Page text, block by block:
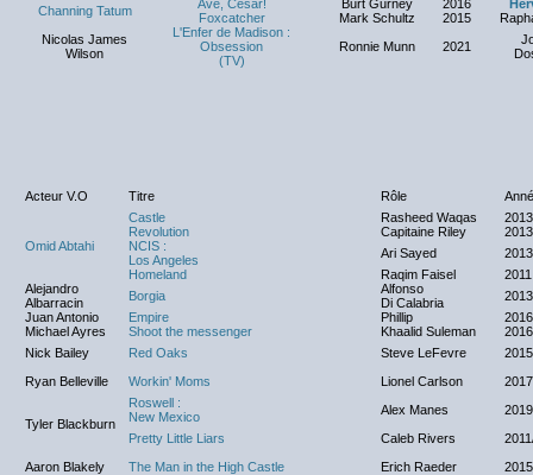
Channing Tatum
Ave, César! Burt Gurney 2016
Foxcatcher
Mark Schultz 2015
Nicolas James
Wilson
L'Enfer de Madison :
Obsession
(TV)
Ronnie Munn 2021
Acteur V.O Titre Rôle
Omid Abtahi
Castle Rasheed Waqas
2013
Revolution
Capitaine Riley
2013
NCIS :
Los Angeles
Ari Sayed
2013
Homeland
Raqim Faisel
2011
Alejandro
Albarracin
Borgia
Alfonso
Di Calabria
2013
Juan Antonio
Empire Phillip
Michael Ayres
Shoot the messenger Khaalid Suleman
2016
Nick Bailey
Red Oaks Steve LeFevre
Ryan Belleville
Workin' Moms Lionel Carlson
Tyler Blackburn
Roswell :
New Mexico
Alex Manes
Pretty Little Liars
Caleb Rivers
Aaron Blakely
The Man in the High Castle Erich Raeder